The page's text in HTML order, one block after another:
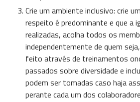
Crie um ambiente inclusivo: crie
respeito é predominante e que a
realizadas, acolha todos os
independentemente de quem
feito através de treinamentos
passados sobre diversidade e
podem ser tomadas caso haja
perante cada um dos